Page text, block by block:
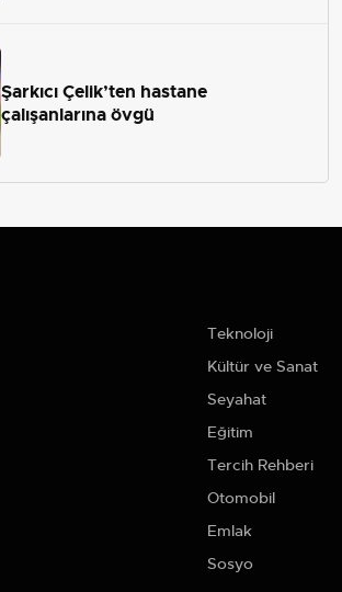
Şarkıcı Çelik’ten hastane
çalışanlarına övgü
Teknoloji
Kültür ve Sanat
Seyahat
Eğitim
Tercih Rehberi
Otomobil
Emlak
Sosyo